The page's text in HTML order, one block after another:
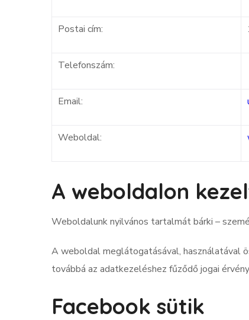
Postai cím:
Telefonszám:
Email:
Weboldal:
A weboldalon
Weboldalunk nyilvános tartalmát bárki –
A weboldal meglátogatásával, használatával
továbbá az adatkezeléshez fűződő jogai
Facebook sütik